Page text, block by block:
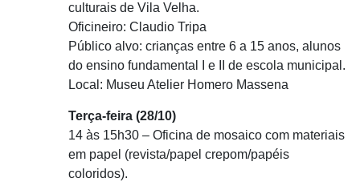
culturais de Vila Velha.
Oficineiro: Claudio Tripa
Público alvo: crianças entre 6 a 15 anos, alunos
do ensino fundamental I e II de escola municipal.
Local: Museu Atelier Homero Massena
Terça-feira (28/10)
14 às 15h30 – Oficina de mosaico com materiais
em papel (revista/papel crepom/papéis
coloridos).